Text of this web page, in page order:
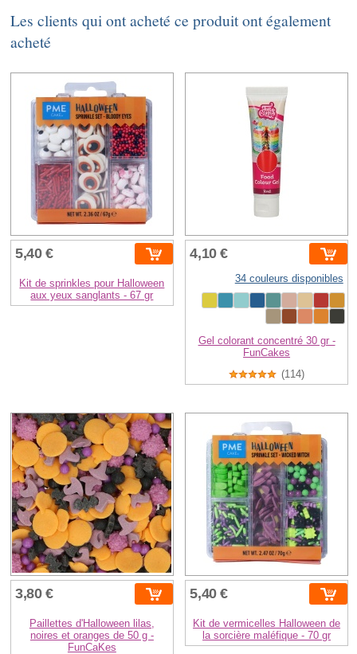
Les clients qui ont acheté ce produit ont également
acheté
5,40 €
Kit de sprinkles pour Halloween
aux yeux sanglants - 67 gr
4,10 €
34 couleurs disponibles
Gel colorant concentré 30 gr -
FunCakes
(114)
3,80 €
Paillettes d'Halloween lilas,
noires et oranges de 50 g -
FunCaKes
5,40 €
Kit de vermicelles Halloween de
la sorcière maléfique - 70 gr